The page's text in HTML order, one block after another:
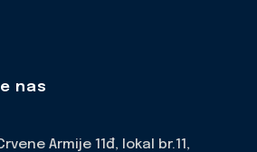
nas
Armije 11đ, lokal br.11,